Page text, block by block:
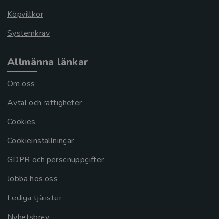
Köpvillkor
Systemkrav
Allmänna länkar
Om oss
Avtal och rättigheter
Cookies
Cookieinställningar
GDPR och personuppgifter
Jobba hos oss
Lediga tjänster